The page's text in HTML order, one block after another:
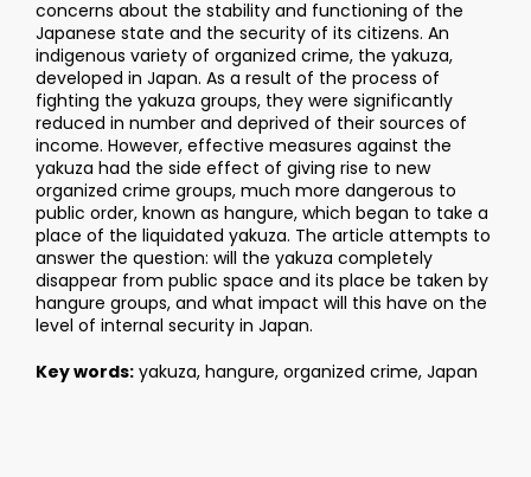
concerns about the stability and functioning of the
Japanese state and the security of its citizens. An
indigenous variety of organized crime, the yakuza,
developed in Japan. As a result of the process of
fighting the yakuza groups, they were significantly
reduced in number and deprived of their sources of
income. However, effective measures against the
yakuza had the side effect of giving rise to new
organized crime groups, much more dangerous to
public order, known as hangure, which began to take a
place of the liquidated yakuza. The article attempts to
answer the question: will the yakuza completely
disappear from public space and its place be taken by
hangure groups, and what impact will this have on the
level of internal security in Japan.
Key words: yakuza, hangure, organized crime, Japan